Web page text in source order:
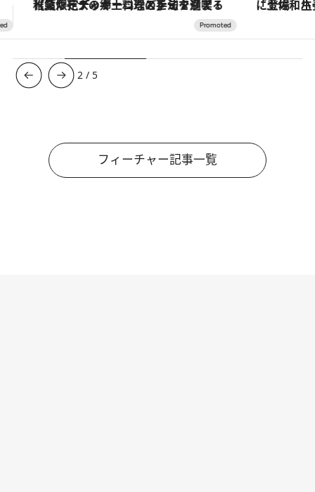
「土佐和ハーブかき氷」がOMO7高知に登場！生姜、山椒、大葉など目にも舌にも涼を呼ぶ郷土の味
3 / 5
フィーチャー記事一覧